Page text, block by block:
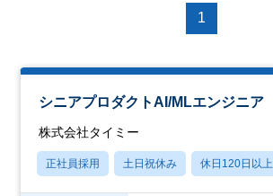
1
シニアプロダクトAI/MLエンジニア
株式会社タイミー
正社員採用 土日祝休み 休日120日以上